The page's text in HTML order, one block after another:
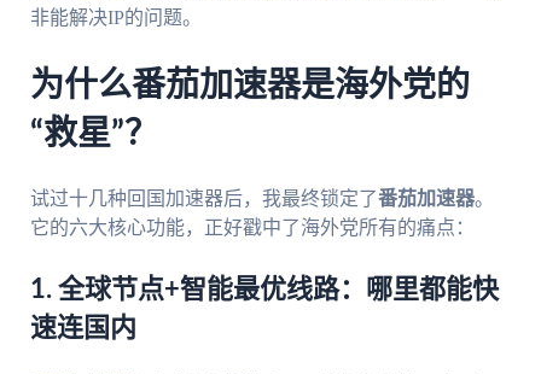
非能解决IP的问题。
为什么番茄加速器是海外党的
“救星”？
试过十几种回国加速器后，我最终锁定了番茄加速器。
它的六大核心功能，正好戳中了海外党所有的痛点：
1. 全球节点+智能最优线路：哪里都能快
速连国内